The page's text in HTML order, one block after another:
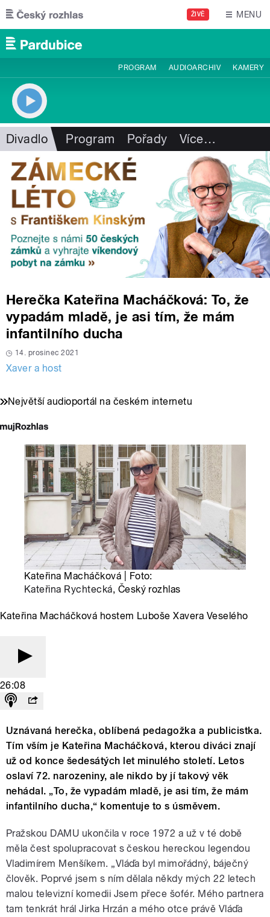
Přejít k hlavnímu obsahu
ŽIVĚ MENU
PROGRAM AUDIOARCHIV KAMERY
Divadlo Program Pořady Více…
Herečka Kateřina Macháčková: To, že
vypadám mladě, je asi tím, že mám
infantilního ducha
14. prosinec 2021
Xaver a host
Největší audioportál na českém internetu
Kateřina Macháčková | Foto:
Kateřina Rychtecká, Český rozhlas
Kateřina Macháčková hostem Luboše Xavera Veselého
26:08
Uznávaná herečka, oblíbená pedagožka a publicistka.
Tím vším je Kateřina Macháčková, kterou diváci znají
už od konce šedesátých let minulého století. Letos
oslaví 72. narozeniny, ale nikdo by jí takový věk
nehádal. „To, že vypadám mladě, je asi tím, že mám
infantilního ducha,“ komentuje to s úsměvem.
Pražskou DAMU ukončila v roce 1972 a už v té době
měla čest spolupracovat s českou hereckou legendou
Vladimírem Menšíkem. „Vláďa byl mimořádný, báječný
člověk. Poprvé jsem s ním dělala někdy mých 22 letech
malou televizní komedii Jsem přece šofér. Mého partnera
tam tenkrát hrál Jirka Hrzán a mého otce právě Vláďa